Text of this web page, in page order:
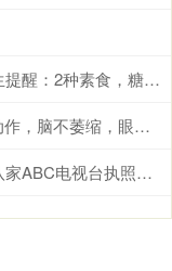
博牛配资 56岁男子因血糖过高死亡，医生提醒：2种素食，糖尿病人尽量少吃
泽巨配资 北京协和专家：每天坚持一个动作，脑不萎缩，眼不花，80难痴呆
易宝配资 FCC下令提前审查迪士尼旗下八家ABC电视台执照，特朗普与媒体战火重燃